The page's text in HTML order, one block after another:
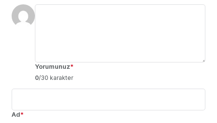
Yorumunuz*
0/30 karakter
Ad*